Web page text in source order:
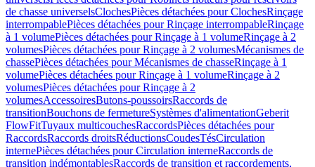
de chasse universelsClochesPièces détachées pour ClochesRinçage
interrompablePièces détachées pour Rinçage interrompableRinçage
à 1 volumePièces détachées pour Rinçage à 1 volumeRinçage à 2
volumesPièces détachées pour Rinçage à 2 volumesMécanismes de
chassePièces détachées pour Mécanismes de chasseRinçage à 1
volumePièces détachées pour Rinçage à 1 volumeRinçage à 2
volumesPièces détachées pour Rinçage à 2
volumesAccessoiresButons-poussoirsRaccords de
transitionBouchons de fermetureSystèmes d'alimentationGeberit
FlowFitTuyaux multicouchesRaccordsPièces détachées pour
RaccordsRaccords droitsRéductionsCoudesTésCirculation
internePièces détachées pour Circulation interneRaccords de
transition indémontablesRaccords de transition et raccordements,